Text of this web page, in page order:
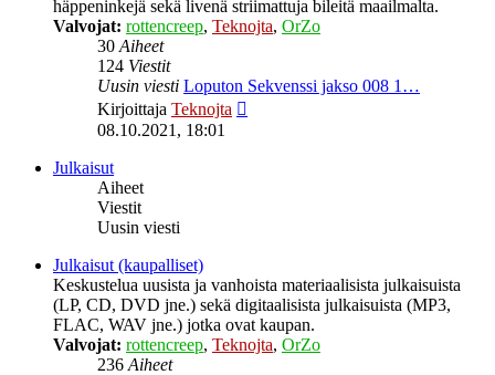
häppeninkejä sekä livenä striimattuja bileitä maailmalta.
Valvojat: rottencreep, Teknojta, OrZo
30Aiheet
124 Viestit
Uusin viesti Loputon Sekvenssi jakso 008 1…
Kirjoittaja Teknojta
08.10.2021, 18:01
Julkaisut
Aiheet
Viestit
Uusin viesti
Julkaisut (kaupalliset)
Keskustelua uusista ja vanhoista materiaalisista julkaisuista
(LP, CD, DVD jne.) sekä digitaalisista julkaisuista (MP3,
FLAC, WAV jne.) jotka ovat kaupan.
Valvojat: rottencreep, Teknojta, OrZo
236Aiheet